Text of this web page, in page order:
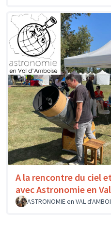
A la rencontre du ciel
avec Astronomie en Val
ASTRONOMIE en VAL